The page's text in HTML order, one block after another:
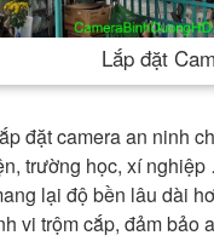
Lắp đặt
đặt camera an ninh
trường học, xí
lại độ bền lâu dài
vi trộm cắp, đảm